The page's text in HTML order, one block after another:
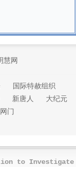
慧网
国际特赦组织
新唐人
大纪元
网门
to Investigate